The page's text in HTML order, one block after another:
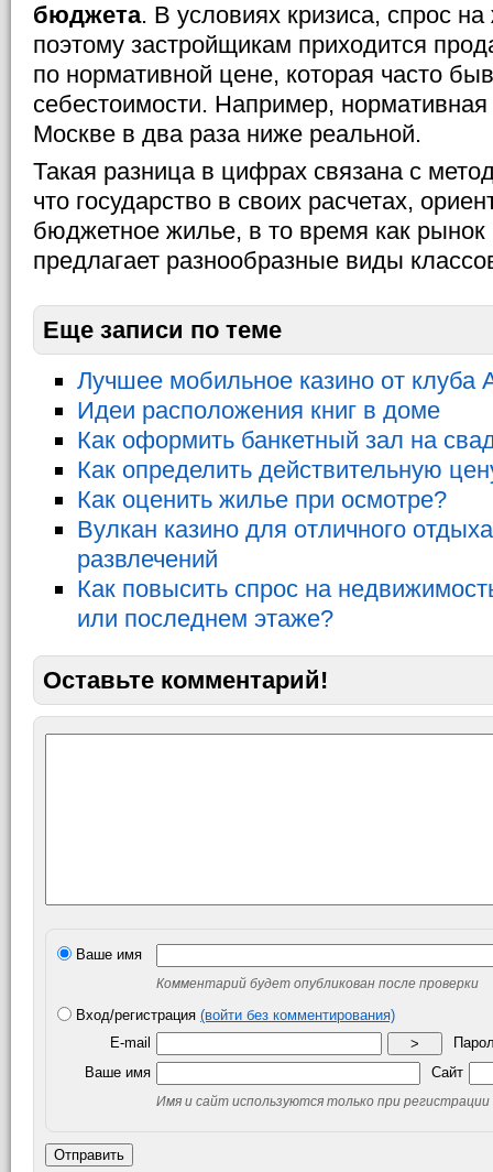
бюджета. В условиях кризиса, спрос
поэтому застройщикам приходится
по нормативной цене, которая часто
себестоимости. Например,
Москве в два раза ниже реальной.
Такая разница в цифрах связана с
что государство в своих расчетах,
бюджетное жилье, в то время как
предлагает разнообразные виды
Еще записи по теме
Лучшее мобильное казино от клуба
Идеи расположения книг в доме
Как оформить банкетный зал на
Как определить действительную
Как оценить жилье при осмотре?
Вулкан казино для отличного
развлечений
Как повысить спрос на
или последнем этаже?
Оставьте комментарий!
Ваше имя
Комментарий будет опубликован после проверки
Вход/регистрация (войти без комментирования)
E-mail
>
Ваше имя
Сайт
Имя и сайт используются только при регистрации
Отправить